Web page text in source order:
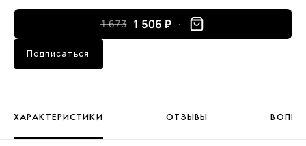
1 673 1 506 ₽
Подписаться
ХАРАКТЕРИСТИКИ ОТЗЫВЫ